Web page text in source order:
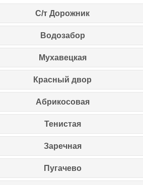
С/т Дорожник
Водозабор
Мухавецкая
Красный двор
Абрикосовая
Тенистая
Заречная
Пугачево